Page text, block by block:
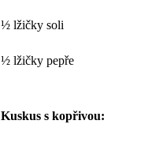
½ lžičky soli
½ lžičky pepře
Kuskus s kopřivou: